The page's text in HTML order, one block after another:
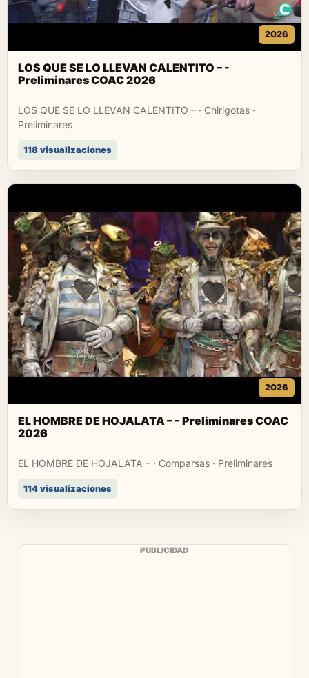
2026
LOS QUE SE LO LLEVAN CALENTITO – -
Preliminares COAC 2026
LOS QUE SE LO LLEVAN CALENTITO – · Chirigotas ·
Preliminares
118 visualizaciones
2026
EL HOMBRE DE HOJALATA – - Preliminares COAC
2026
EL HOMBRE DE HOJALATA – · Comparsas · Preliminares
114 visualizaciones
PUBLICIDAD